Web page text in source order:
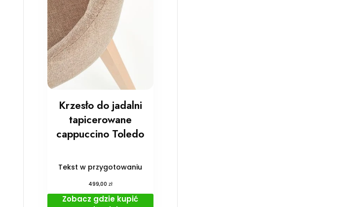
Krzesło do jadalni
tapicerowane
cappuccino Toledo
Tekst w przygotowaniu
499,00 zł
Zobacz gdzie kupić